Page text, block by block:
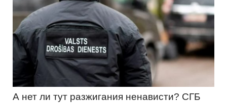
А нет ли тут разжигания ненависти? СГБ